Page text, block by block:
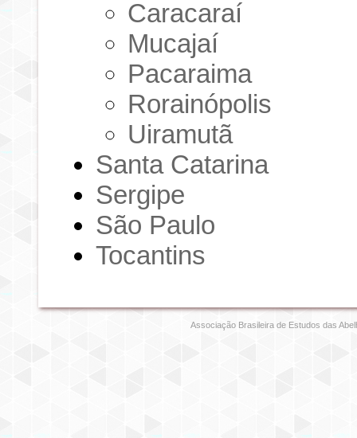
Caracaraí
Mucajaí
Pacaraima
Rorainópolis
Uiramutã
Santa Catarina
Sergipe
São Paulo
Tocantins
Associação Brasileira de Estudos das